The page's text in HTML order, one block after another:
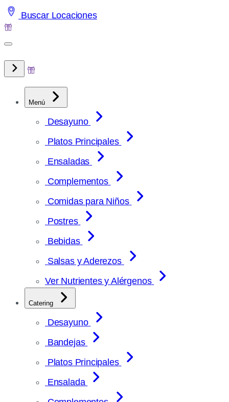
Saltar
al
Buscar Locaciones
Menú
Desayuno
Platos Principales
Ensaladas
Complementos
Comidas para Niños
Postres
Bebidas
Salsas y Aderezos
Ver Nutrientes y Alérgenos
Catering
Desayuno
Bandejas
Platos Principales
Ensalada